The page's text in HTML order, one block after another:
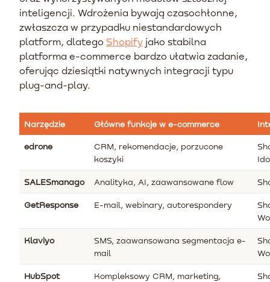
inteligencji. Wdrożenia bywają czasochłonne,
zwłaszcza w przypadku niestandardowych
platform, dlatego Shopify jako stabilna
platforma e-commerce bardzo ułatwia zadanie,
oferując dziesiątki natywnych integracji typu
plug-and-play.
Narzędzie Główne funkcje w e-commerce
edrone
CRM, rekomendacje, porzucone
koszyki
SALESmanago Analityka, AI, zaawansowane flow
GetResponse E-mail, webinary, autorespondery
Klaviyo
SMS, zaawansowana segmentacja e-
mail
HubSpot
Kompleksowy CRM, marketing,